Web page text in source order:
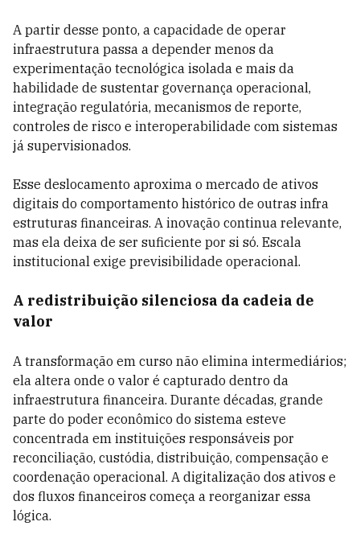
A partir desse ponto, a capacidade de operar
infraestrutura passa a depender menos da
experimentação tecnológica isolada e mais da
habilidade de sustentar governança operacional,
integração regulatória, mecanismos de reporte,
controles de risco e interoperabilidade com sistemas
já supervisionados.
Esse deslocamento aproxima o mercado de ativos
digitais do comportamento histórico de outras infra
estruturas financeiras. A inovação continua relevante,
mas ela deixa de ser suficiente por si só. Escala
institucional exige previsibilidade operacional.
A redistribuição silenciosa da cadeia de
valor
A transformação em curso não elimina intermediários;
ela altera onde o valor é capturado dentro da
infraestrutura financeira. Durante décadas, grande
parte do poder econômico do sistema esteve
concentrada em instituições responsáveis por
reconciliação, custódia, distribuição, compensação e
coordenação operacional. A digitalização dos ativos e
dos fluxos financeiros começa a reorganizar essa
lógica.